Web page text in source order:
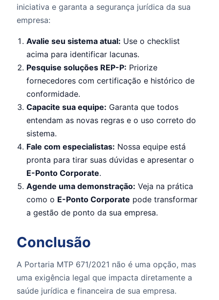
iniciativa e garanta a segurança jurídica da sua
empresa:
Avalie seu sistema atual: Use o checklist
acima para identificar lacunas.
Pesquise soluções REP-P: Priorize
fornecedores com certificação e histórico de
conformidade.
Capacite sua equipe: Garanta que todos
entendam as novas regras e o uso correto do
sistema.
Fale com especialistas: Nossa equipe está
pronta para tirar suas dúvidas e apresentar o
E-Ponto Corporate.
Agende uma demonstração: Veja na prática
como o E-Ponto Corporate pode transformar
a gestão de ponto da sua empresa.
Conclusão
A Portaria MTP 671/2021 não é uma opção, mas
uma exigência legal que impacta diretamente a
saúde jurídica e financeira de sua empresa.